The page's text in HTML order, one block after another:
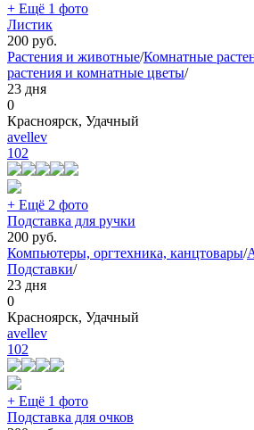
+ Ещё 1 фото
Листик
200 руб.
Растения и животные/Комнатные
растения и комнатные цветы/
23 дня
0
Красноярск, Удачный
avellev
102
+ Ещё 2 фото
Подставка для ручки
200 руб.
Компьютеры, оргтехника, канцтовары/
Подставки/
23 дня
0
Красноярск, Удачный
avellev
102
+ Ещё 1 фото
Подставка для очков